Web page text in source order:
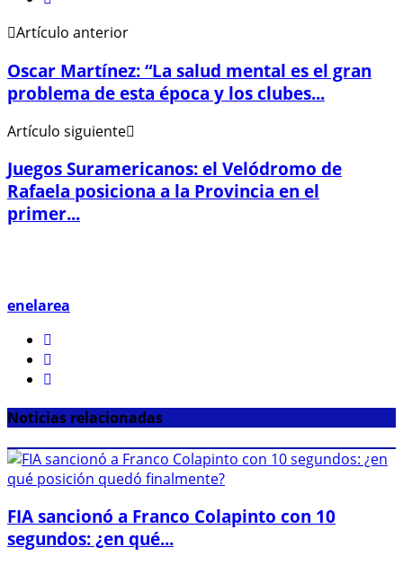
Artículo anterior
Oscar Martínez: “La salud mental es el gran
problema de esta época y los clubes...
Artículo siguiente
Juegos Suramericanos: el Velódromo de
Rafaela posiciona a la Provincia en el
primer...
enelarea
Noticias relacionadas
FIA sancionó a Franco Colapinto con 10
segundos: ¿en qué...